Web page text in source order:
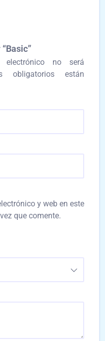
no será
obligatorios están
y web en este
que comente.